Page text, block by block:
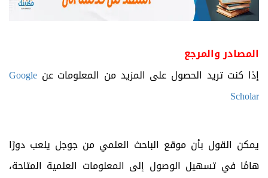
المصادر والمرجع
إذا كنت تريد الحصول على المزيد من المعلومات عن Google
Scholar
يمكن القول بأن موقع الباحث العلمي من جوجل يلعب دورًا
هامًا في تسهيل الوصول إلى المعلومات العلمية المتاحة،